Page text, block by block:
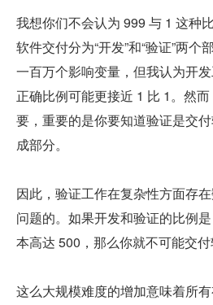
我想你们不会认为 999 与 1 这种
软件交付分为“开发”和“验证”两
一百万个影响变量，但我认为开
正确比例可能更接近 1 比 1。然
要，重要的是你要知道验证是交
成部分。
因此，验证工作在复杂性方面存
问题的。如果开发和验证的比例
本高达 500，那么你就不可能交付
这么大规模难度的增加意味着所